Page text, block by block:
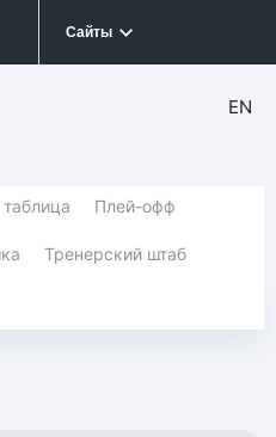
Сайты
EN
Плей-офф
Тренерский штаб